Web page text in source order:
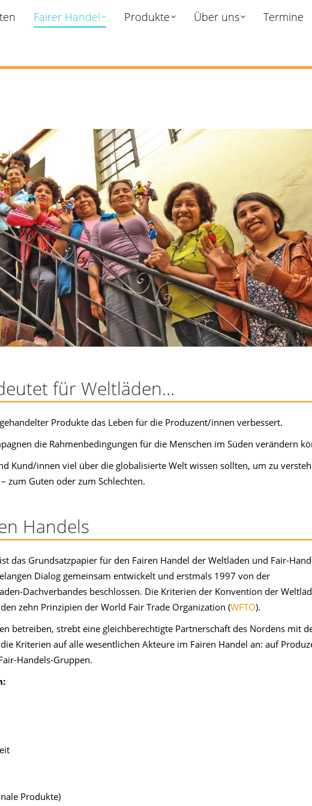
Fairer Handel Produkte Über uns Termine
für Weltläden…
Produkte das Leben für die Produzent/innen verbessert.
die Rahmenbedingungen für die Menschen im Süden verändern
Kund/innen viel über die globalisierte Welt wissen sollten, um zu
zum Guten oder zum Schlechten.
Handels
ist das Grundsatzpapier für den Fairen Handel der Weltläden und Fair-
Dialog gemeinsam entwickelt und erstmals 1997 von der
Dachverbandes beschlossen. Die Kriterien der Konvention der
zehn Prinzipien der World Fair Trade Organization (WFTO).
betreiben, strebt eine gleichberechtigte Partnerschaft des Nordens mit
Kriterien auf alle wesentlichen Akteure im Fairen Handel an: auf
Handels-Gruppen.
Produkte)